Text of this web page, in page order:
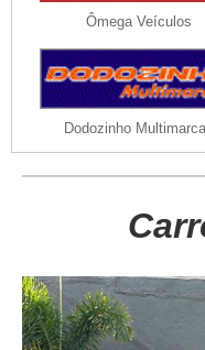
Ômega Veículos
Dodozinho